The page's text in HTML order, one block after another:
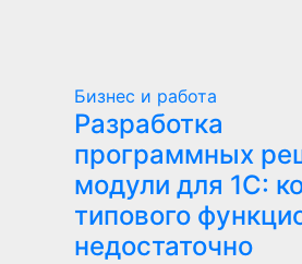
Бизнес и работа
Разработка
программных
модули для 1С:
типового
недостаточно